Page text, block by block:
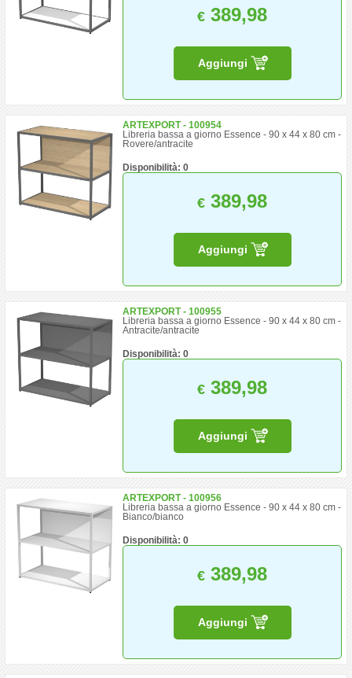
€ 389,98
Aggiungi
ARTEXPORT - 100954
Libreria bassa a giorno Essence - 90 x 44 x 80 cm -
Rovere/antracite
Disponibilità: 0
€ 389,98
Aggiungi
ARTEXPORT - 100955
Libreria bassa a giorno Essence - 90 x 44 x 80 cm -
Antracite/antracite
Disponibilità: 0
€ 389,98
Aggiungi
ARTEXPORT - 100956
Libreria bassa a giorno Essence - 90 x 44 x 80 cm -
Bianco/bianco
Disponibilità: 0
€ 389,98
Aggiungi